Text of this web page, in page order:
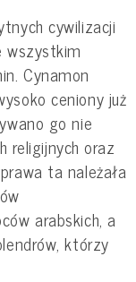
cywilizacji
wszystkim
Cynamon
ceniony już
go nie
religijnych oraz
ta należała
arabskich, a
którzy